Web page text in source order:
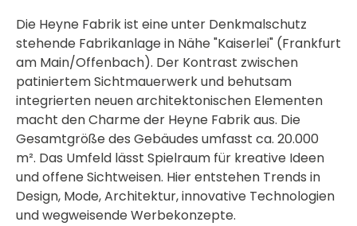
Die Heyne Fabrik ist eine unter Denkmalschutz
stehende Fabrikanlage in Nähe "Kaiserlei" (Frankfurt
am Main/Offenbach). Der Kontrast zwischen
patiniertem Sichtmauerwerk und behutsam
integrierten neuen architektonischen Elementen
macht den Charme der Heyne Fabrik aus. Die
Gesamtgröße des Gebäudes umfasst ca. 20.000
m². Das Umfeld lässt Spielraum für kreative Ideen
und offene Sichtweisen. Hier entstehen Trends in
Design, Mode, Architektur, innovative Technologien
und wegweisende Werbekonzepte.